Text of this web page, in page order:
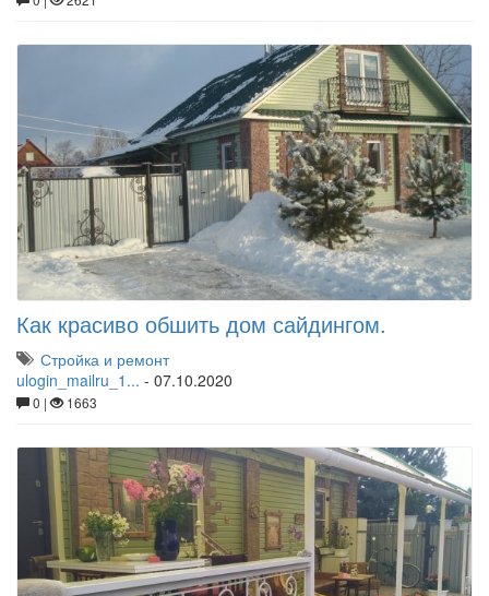
Как красиво обшить дом сайдингом.
Стройка и ремонт
ulogin_mailru_1... - 07.10.2020
0 | 1663